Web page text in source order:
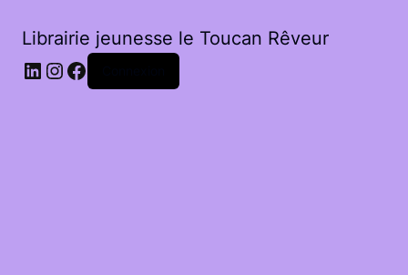
Librairie jeunesse le Toucan Rêveur
LinkedIn
Instagram
Facebook